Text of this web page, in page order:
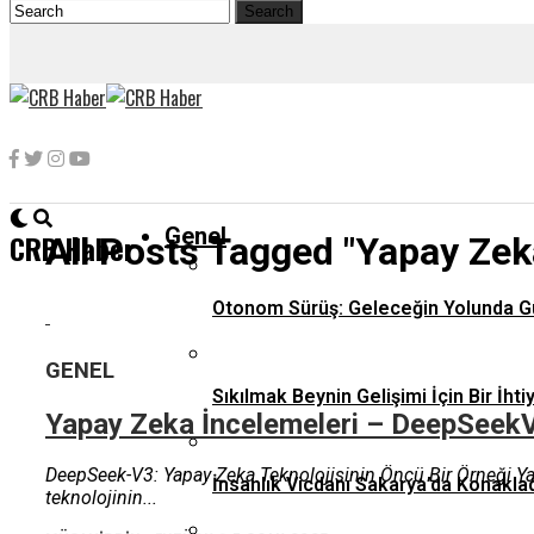
CRB Haber Genel
Otonom Sürüş: Geleceğin Yolunda
Sıkılmak Beynin Gelişimi İçin Bir
İnsanlık Vicdanı Sakarya’da
All Posts Tagged "yapay
GENEL
Yapay Zeka İncelemeleri –
DeepSeek-V3: Yapay Zeka Teknolojisinin Öncü Bir Örneği
teknolojinin...